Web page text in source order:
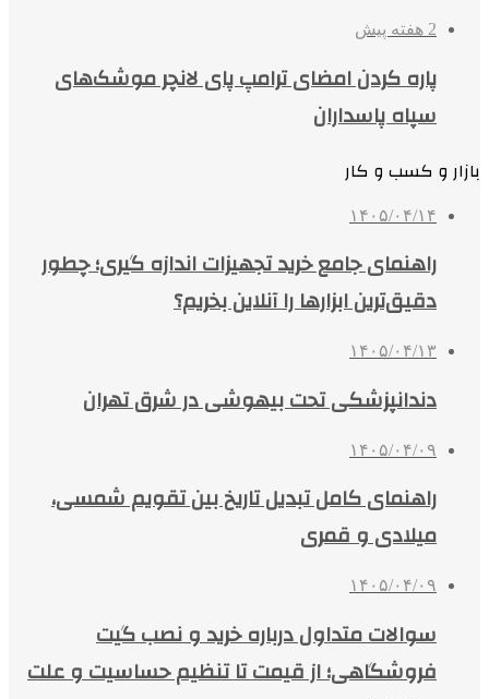
2 هفته پیش
پاره کردن امضای ترامپ پای لانچر موشک‌های
سپاه پاسداران
بازار و کسب و کار
۱۴۰۵/۰۴/۱۴
راهنمای جامع خرید تجهیزات اندازه گیری؛ چطور
دقیق‌ترین ابزارها را آنلاین بخریم؟
۱۴۰۵/۰۴/۱۳
دندانپزشکی تحت بیهوشی در شرق تهران
۱۴۰۵/۰۴/۰۹
راهنمای کامل تبدیل تاریخ بین تقویم شمسی،
میلادی و قمری
۱۴۰۵/۰۴/۰۹
سوالات متداول درباره خرید و نصب گیت
فروشگاهی؛ از قیمت تا تنظیم حساسیت و علت